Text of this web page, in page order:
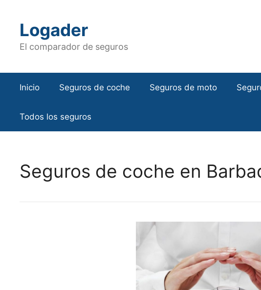
contenidoLogader
El comparador de seguros
Inicio Seguros de coche Seguros de moto
Todos los seguros
Seguros de coche en